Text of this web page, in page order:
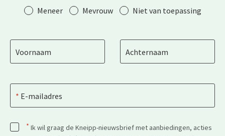
AanhefMeneer Mevrouw Niet van toepassing
Voornaam Achternaam
E-mailadres
* Ik wil graag de Kneipp-nieuwsbrief met aanbiedingen, acties